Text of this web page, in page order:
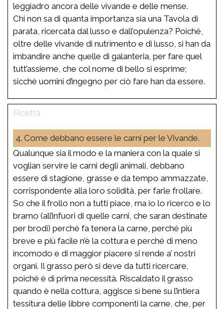
leggiadro ancora delle vivande e delle mense.
Chi non sa di quanta importanza sia una Tavola di
parata, ricercata dal lusso e dall’opulenza? Poiché,
oltre delle vivande di nutrimento e di lusso, si han da
imbandire anche quelle di galanteria, per fare quel
tutt’assieme, che col nome di bello si esprime;
sicché uomini d’ingegno per ciò fare han da essere.
4. Come debbano essere le carni per le Vivande.
Qualunque sia il modo e la maniera con la quale si
voglian servire le carni degli animali, debbano
essere di stagione, grasse e da tempo ammazzate,
corrispondente alla loro solidità, per farle frollare.
So che il frollo non a tutti piace, ma io lo ricerco e lo
bramo (all’infuori di quelle carni, che saran destinate
per brodi) perché fa tenera la carne, perché più
breve e più facile n’è la cottura e perché di meno
incomodo e di maggior piacere si rende a’ nostri
organi. Il grasso però si deve da tutti ricercare,
poiché è di prima necessità. Riscaldato il grasso
quando è nella cottura, aggisce sì bene su l’intiera
tessitura delle libbre componenti la carne, che, per